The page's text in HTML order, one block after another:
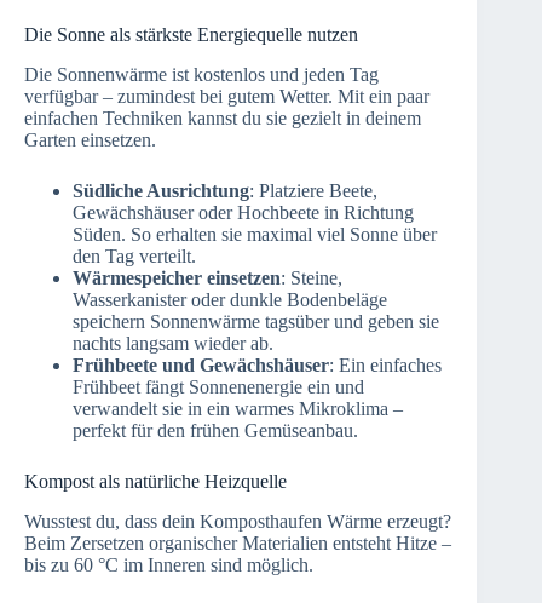
Die Sonne als stärkste Energiequelle nutzen
Die Sonnenwärme ist kostenlos und jeden Tag
verfügbar – zumindest bei gutem Wetter. Mit ein paar
einfachen Techniken kannst du sie gezielt in deinem
Garten einsetzen.
Südliche Ausrichtung: Platziere Beete,
Gewächshäuser oder Hochbeete in Richtung
Süden. So erhalten sie maximal viel Sonne über
den Tag verteilt.
Wärmespeicher einsetzen: Steine,
Wasserkanister oder dunkle Bodenbeläge
speichern Sonnenwärme tagsüber und geben sie
nachts langsam wieder ab.
Frühbeete und Gewächshäuser: Ein einfaches
Frühbeet fängt Sonnenenergie ein und
verwandelt sie in ein warmes Mikroklima –
perfekt für den frühen Gemüseanbau.
Kompost als natürliche Heizquelle
Wusstest du, dass dein Komposthaufen Wärme erzeugt?
Beim Zersetzen organischer Materialien entsteht Hitze –
bis zu 60 °C im Inneren sind möglich.